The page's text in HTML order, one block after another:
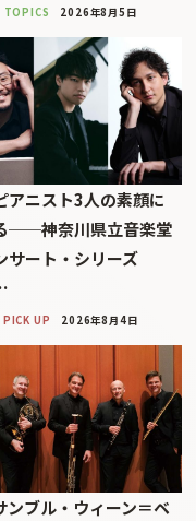
TOPICS 2026年8月5日
アニスト3人の素顔に
──神奈川県立音楽堂
サート・シリーズ
PICK UP 2026年8月4日
ンブル・ウィーン＝ベ